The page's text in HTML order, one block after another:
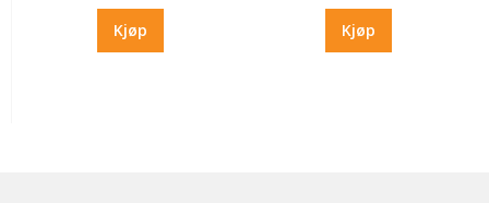
Kjøp Kjøp